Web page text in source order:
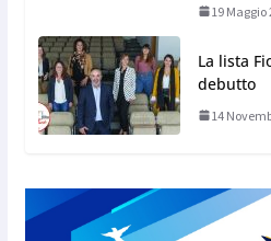
19 Maggio
La lista
debutto
14